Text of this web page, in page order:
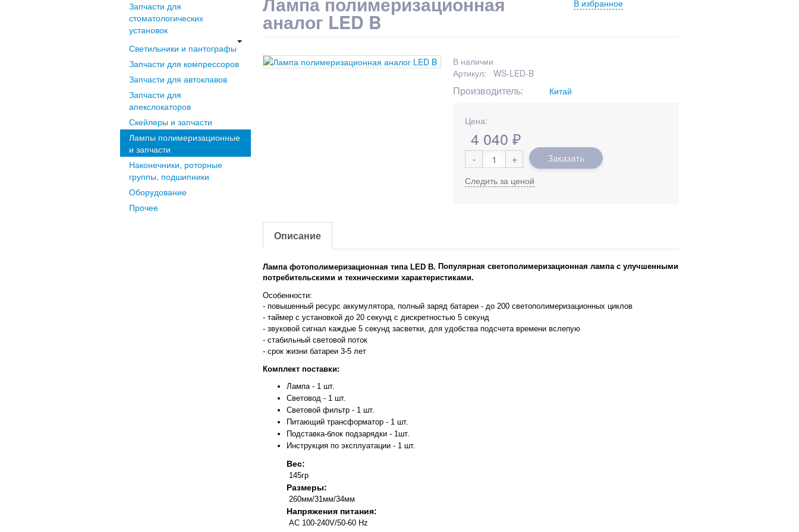
Запчасти для
стоматологических
установок
Светильники и пантографы
Запчасти для компрессоров
Запчасти для автоклавов
Запчасти для
апекслокаторов
Скейлеры и запчасти
Лампы полимеризационные
и запчасти
Наконечники, роторные
группы, подшипники
Оборудование
Прочее
аналог LED B
В избранное
В наличии
Артикул: WS-LED-B
Производитель: Китай
Цена:
4 040 ₽
- + Заказать
Следить за ценой
Описание
Лампа фотополимеризационная типа LED B. Популярная светополимеризационная лампа с улучшенными
потребительскими и техническими характеристиками.
Особенности:
- повышенный ресурс аккумулятора, полный заряд батареи - до 200 светополимеризационных циклов
- таймер с установкой до 20 секунд с дискретностью 5 секунд
- звуковой сигнал каждые 5 секунд засветки, для удобства подсчета времени вслепую
- стабильный световой поток
- срок жизни батареи 3-5 лет
Комплект поставки:
Лампа - 1 шт.
Световод - 1 шт.
Световой фильтр - 1 шт.
Питающий трансформатор - 1 шт.
Подставка-блок подзарядки - 1шт.
Инструкция по эксплуатации - 1 шт.
Вес:
145гр
Размеры:
260мм/31мм/34мм
Напряжения питания:
AC 100-240V/50-60 Hz